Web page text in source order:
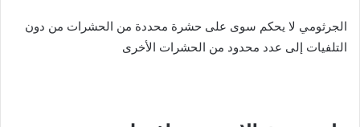
الجرثومي لا يحكم سوى على حشرة محددة من الحشرات من دون
التلفيات إلى عدد محدود من الحشرات الأخرى